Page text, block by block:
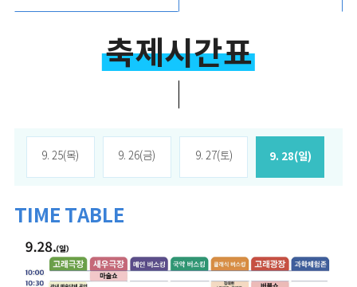
축제시간표
9. 25(목) 9. 26(금) 9. 27(토) 9. 28(일)
TIME TABLE